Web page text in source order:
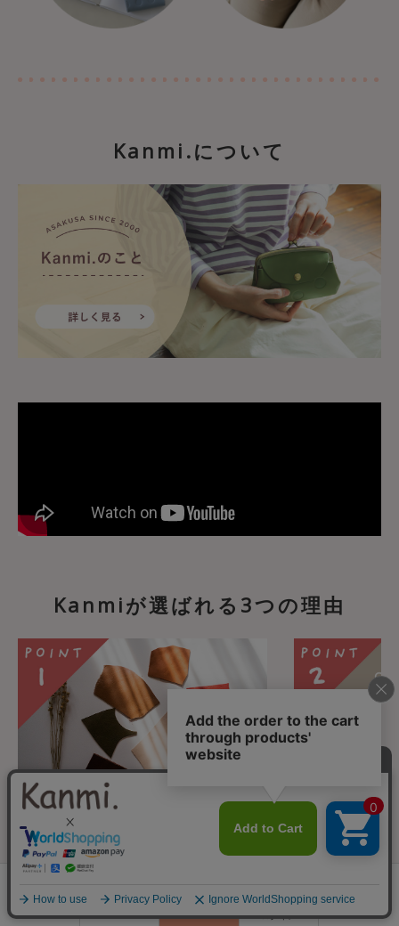
Kanmi.について
Kanmiが選ばれる3つの理由
Kanmiこだわりの”モノづ
くり”
Kanmiのアイテムはすべて日本の職
安心のカ
話での注文も
た、日々メー
会員登録
ログイン